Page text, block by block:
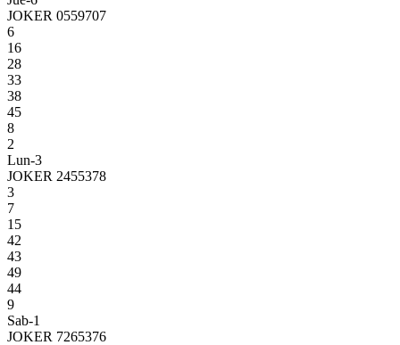
JOKER 0559707
6
16
28
33
38
45
8
2
Lun-3
JOKER 2455378
3
7
15
42
43
49
44
9
Sab-1
JOKER 7265376